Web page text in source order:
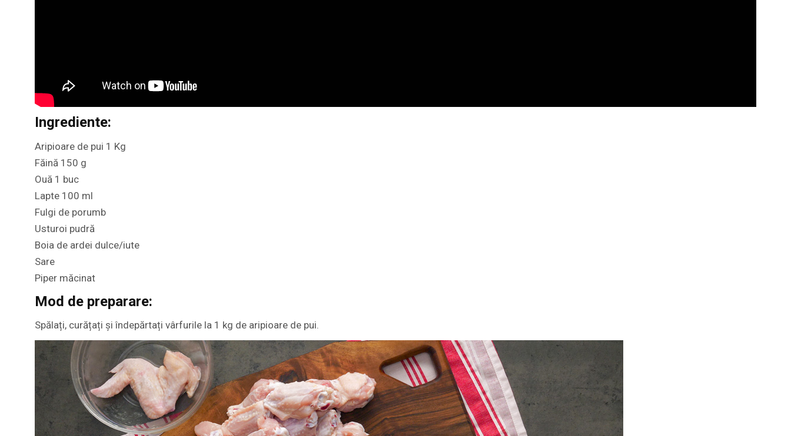
Ingrediente:
Aripioare de pui 1 Kg
Făină 150 g
Ouă 1 buc
Lapte 100 ml
Fulgi de porumb
Usturoi pudră
Boia de ardei dulce/iute
Sare
Piper măcinat
Mod de preparare:
Spălați, curățați și îndepărtați vârfurile la 1 kg de aripioare de pui.